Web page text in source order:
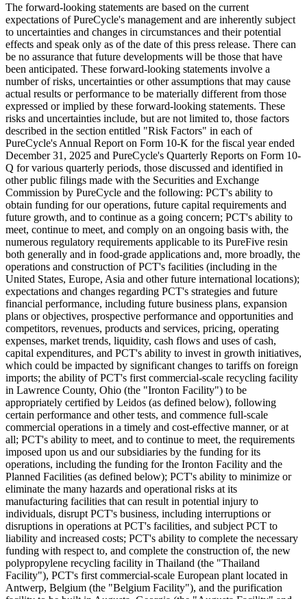
The forward-looking statements are based on the current
expectations of PureCycle's management and are inherently subject
to uncertainties and changes in circumstances and their potential
effects and speak only as of the date of this press release. There can
be no assurance that future developments will be those that have
been anticipated. These forward-looking statements involve a
number of risks, uncertainties or other assumptions that may cause
actual results or performance to be materially different from those
expressed or implied by these forward-looking statements. These
risks and uncertainties include, but are not limited to, those factors
described in the section entitled "Risk Factors" in each of
PureCycle's Annual Report on Form 10-K for the fiscal year ended
December 31, 2025 and PureCycle's Quarterly Reports on Form 10-
Q for various quarterly periods, those discussed and identified in
other public filings made with the Securities and Exchange
Commission by PureCycle and the following: PCT's ability to
obtain funding for our operations, future capital requirements and
future growth, and to continue as a going concern; PCT's ability to
meet, continue to meet, and comply on an ongoing basis with, the
numerous regulatory requirements applicable to its PureFive resin
both generally and in food-grade applications and, more broadly, the
operations and construction of PCT's facilities (including in the
United States, Europe, Asia and other future international locations);
expectations and changes regarding PCT's strategies and future
financial performance, including future business plans, expansion
plans or objectives, prospective performance and opportunities and
competitors, revenues, products and services, pricing, operating
expenses, market trends, liquidity, cash flows and uses of cash,
capital expenditures, and PCT's ability to invest in growth initiatives,
which could be impacted by significant changes to tariffs on foreign
imports; the ability of PCT's first commercial-scale recycling facility
in Lawrence County, Ohio (the "Ironton Facility") to be
appropriately certified by Leidos (as defined below), following
certain performance and other tests, and commence full-scale
commercial operations in a timely and cost-effective manner, or at
all; PCT's ability to meet, and to continue to meet, the requirements
imposed upon us and our subsidiaries by the funding for its
operations, including the funding for the Ironton Facility and the
Planned Facilities (as defined below); PCT's ability to minimize or
eliminate the many hazards and operational risks at its
manufacturing facilities that can result in potential injury to
individuals, disrupt PCT's business, including interruptions or
disruptions in operations at PCT's facilities, and subject PCT to
liability and increased costs; PCT's ability to complete the necessary
funding with respect to, and complete the construction of, the new
polypropylene recycling facility in Thailand (the "Thailand
Facility"), PCT's first commercial-scale European plant located in
Antwerp, Belgium (the "Belgium Facility"), and the purification